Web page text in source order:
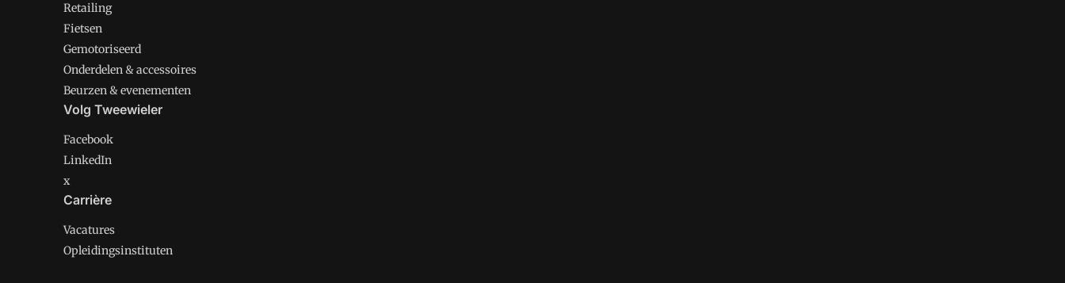
Retailing
Fietsen
Gemotoriseerd
Onderdelen & accessoires
Beurzen & evenementen
Volg Tweewieler
Facebook
LinkedIn
x
Carrière
Vacatures
Opleidingsinstituten